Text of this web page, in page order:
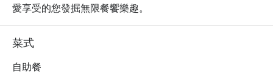
愛享受的您發掘無限餐饗樂趣。
菜式
自助餐